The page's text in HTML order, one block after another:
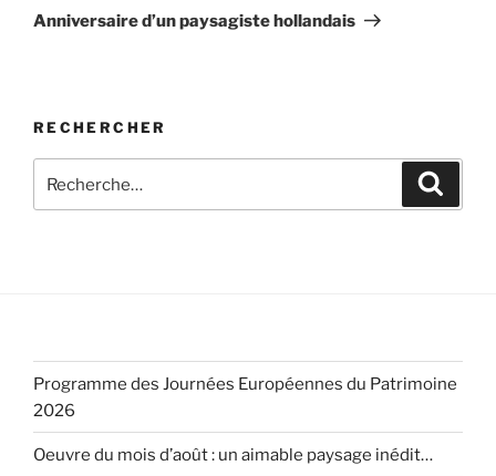
suivant
Anniversaire d’un paysagiste hollandais
RECHERCHER
pour
Programme des Journées Européennes du Patrimoine
2026
Oeuvre du mois d’août : un aimable paysage inédit…